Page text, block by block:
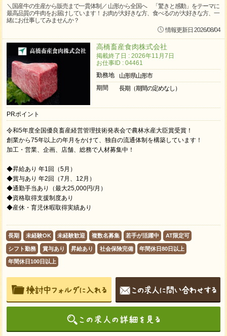
＼国産牛の生産から販売まで一貫体制／ 山形から全国へ 「驚きと感動」をテーマに
最高品質の牛肉をお届けしています！ お肉が大好きな方、食べるのが大好きな方、一
緒にお仕事してみませんか？
情報更新日 2026/08/04
高橋畜産食肉株式会社
掲載終了日 : 2026年11月7日
お仕事ID : 04461
勤務地
山形県山形市
期間
長期（期間の定めなし）
PRポイント
令和5年度全国優良畜産経営管理技術発表会で農林水産大臣賞受賞！
創業から75年以上の年月をかけて、独自の流通体制を構築しています！
加⼯・営業、企画、店舗、総務で人材募集中！
◆昇給あり 年1回（5月）
◆賞与あり 年2回（7月、12月）
◆通勤手当あり（最大25,000円/月）
◆資格取得支援制度あり
◆産休・育児休暇取得実績あり
長期 未経験OK 未経験歓迎 複数名募集 若手が活躍中 AT限定可
シフト勤務 賞与あり 昇給あり 社会保険完備 年間休日80日以上
年間休日100日以上